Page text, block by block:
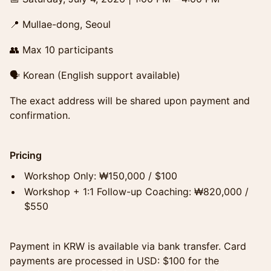
📍 Mullae-dong, Seoul
👥 Max 10 participants
🗣 Korean (English support available)
The exact address will be shared upon payment and
confirmation.
Pricing
Workshop Only: ₩150,000 / $100
Workshop + 1:1 Follow-up Coaching: ₩820,000 /
$550
Payment in KRW is available via bank transfer. Card
payments are processed in USD: $100 for the